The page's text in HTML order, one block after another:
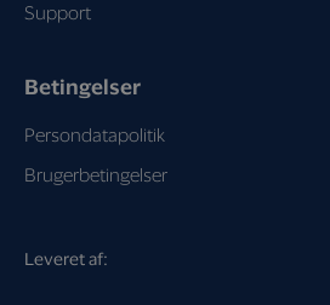
Leveret af:
Support
Betingelser
Persondatapolitik
Brugerbetingelser